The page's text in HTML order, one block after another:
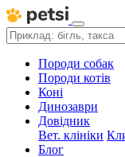
Породи собак
Породи котів
Коні
Динозаври
Довідник
Вет. клініки
Блог